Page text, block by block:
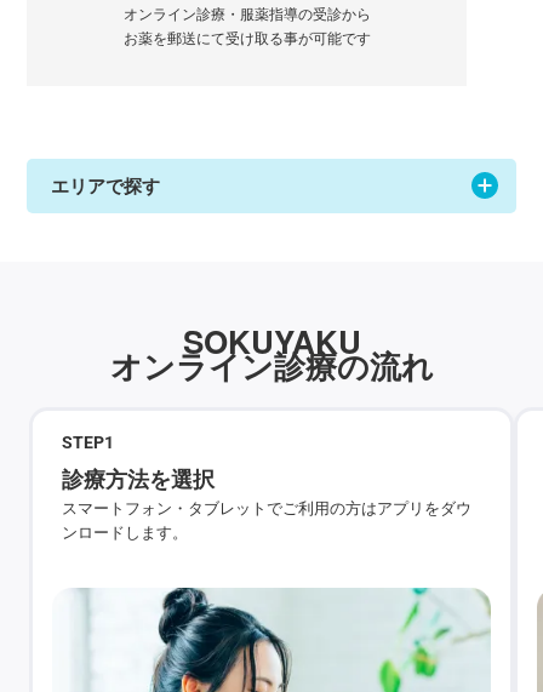
オンライン診療・服薬指導の受診から
お薬を郵送にて受け取る事が可能です
エリアで探す
SOKUYAKU
オンライン診療の流れ
STEP1
診療方法を選択
スマートフォン・タブレットでご利用の方はアプリをダウ
ンロードします。